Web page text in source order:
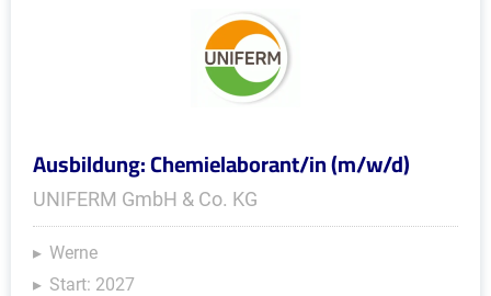
Ausbildung: Chemielaborant/in (m/w/d)
UNIFERM GmbH & Co. KG
Werne
Start: 2027